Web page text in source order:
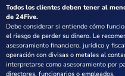
Todos los clientes deben tener al
de 24Five.
Debe considerar si entiende cómo
el riesgo de perder su dinero. Le
asesoramiento financiero, jurídico y
operación con divisas o metales al
interpretarse como asesoramiento por
directores, funcionarios o empleados.